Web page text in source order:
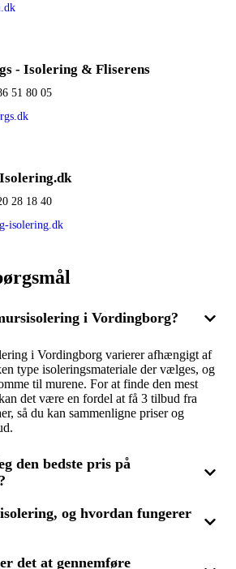
- Isolering & Fliserens
51 80 05
28 18 40
isolering.dk
i Vordingborg?
i Vordingborg varierer afhængigt af
type isoleringsmateriale der vælges, og
til murene. For at finde den mest
det være en fordel at få 3 tilbud fra
så du kan sammenligne priser og
den bedste pris på
på hulmursisolering bør du anmode
isoleringsfirmaer. Ved at
samtidig sikrer høj kvalitet og optimal
og hvordan fungerer
det at gennemføre